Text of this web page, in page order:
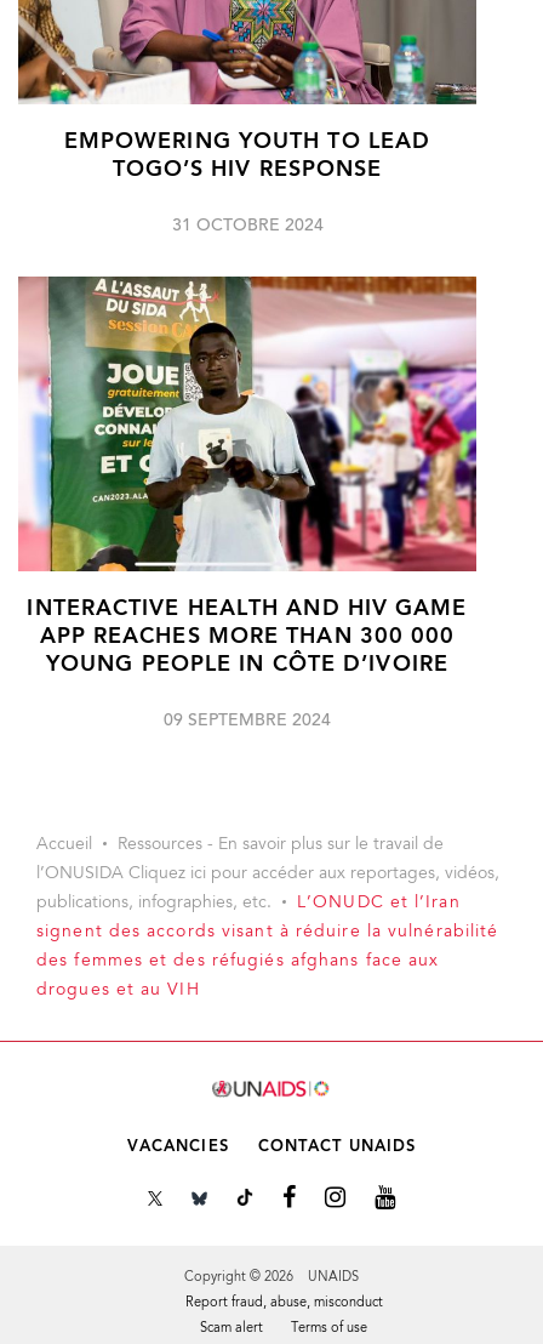
EMPOWERING YOUTH TO LEAD
TOGO’S HIV RESPONSE
31 OCTOBRE 2024
INTERACTIVE HEALTH AND HIV GAME
APP REACHES MORE THAN 300 000
YOUNG PEOPLE IN CÔTE D’IVOIRE
09 SEPTEMBRE 2024
Accueil
Ressources - En savoir plus sur le travail de
l’ONUSIDA Cliquez ici pour accéder aux reportages, vidéos,
publications, infographies, etc.
L’ONUDC et l’Iran
signent des accords visant à réduire la vulnérabilité
des femmes et des réfugiés afghans face aux
drogues et au VIH
VACANCIES CONTACT UNAIDS
Copyright © 2026 UNAIDS
Report fraud, abuse, misconduct
Scam alert
Terms of use